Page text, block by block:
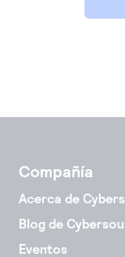
Compañía
Acerca de
Blog de
Eventos